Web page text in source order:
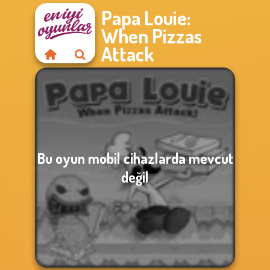
Papa Louie:
When Pizzas
Attack
Bu oyun mobil cihazlarda mevcut
değil